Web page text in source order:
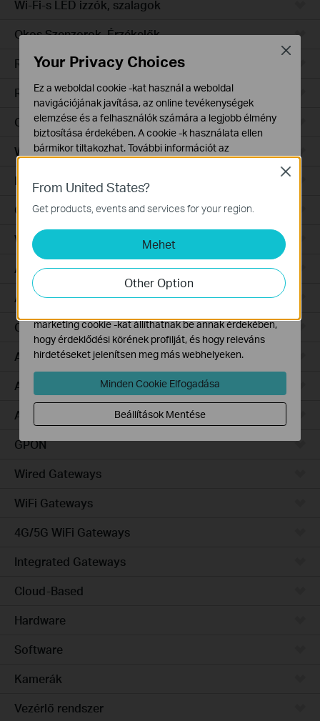
Wi-Fi-s LED izzók, szalagok
Okos Szenzorok, Érzékelők
Robotporszívók
Robotporszívó tartozékok
Ceiling Mount
Wall Plate
Desktop
Outdoor
Wireless Bridge
Aggregation
Access
Campus
Access Pro
Access Plus
Access Max
GPON
Wired Gateways
WiFi Gateways
4G/5G WiFi Gateways
Integrated Gateways
Cloud-Based
Hardware
Software
Kamerák
Vezérlő rendszer
From United States?
Get products, events and services for your region.
Mehet
Other Option
Close
Your Privacy Choices
Ez a weboldal cookie -kat használ a weboldal
navigációjának javítása, az online tevékenységek
elemzése és a felhasználók számára a legjobb élmény
biztosítása érdekében. A cookie -k használata ellen
bármikor tiltakozhat. További információt az
Alap Cookie-k
Ezek a cookie -k a webhely működéséhez szükségesek,
és nem tilthatók le a rendszereiben.
Marketing és Elemző Cookie-k
Az elemző cookie -k lehetővé teszik számunkra, hogy
elemezzük weboldalunkon végzett tevékenységeit, hogy
javítsuk és módosítsuk webhelyünk működését.
marketing cookie -kat állíthatnak be annak érdekében,
hogy érdeklődési körének profilját, és hogy releváns
hirdetéseket jelenítsen meg más webhelyeken.
Minden Cookie Elfogadása
Beállítások Mentése
Close